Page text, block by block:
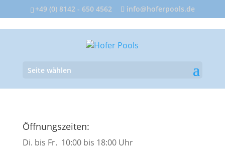
+49 (0) 8142 - 650 4562 info@hoferpools.de
Seite wählen
Öffnungszeiten:
Di. bis Fr. 10:00 bis 18:00 Uhr